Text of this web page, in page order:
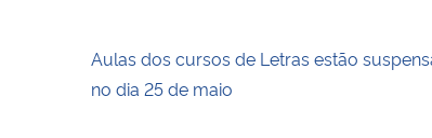
Aulas dos cursos de Letras estão
no dia 25 de maio